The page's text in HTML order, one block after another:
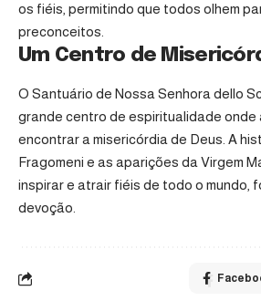
os fiéis, permitindo que todos olhem
preconceitos.
Um Centro de
O Santuário de Nossa Senhora dello
grande centro de espiritualidade onde
encontrar a misericórdia de Deus. A
Fragomeni e as aparições da Virgem
inspirar e atrair fiéis de todo o mundo,
devoção.